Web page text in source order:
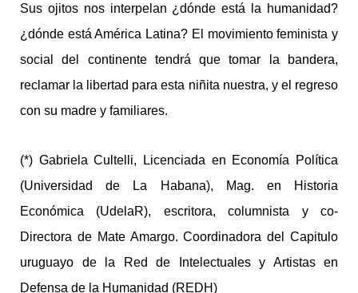
Sus ojitos nos interpelan ¿dónde está la humanidad?
¿dónde está América Latina? El movimiento feminista y
social del continente tendrá que tomar la bandera,
reclamar la libertad para esta niñita nuestra, y el regreso
con su madre y familiares.
(*) Gabriela Cultelli, Licenciada en Economía Política
(Universidad de La Habana), Mag. en Historia
Económica (UdelaR), escritora, columnista y co-
Directora de Mate Amargo. Coordinadora del Capitulo
uruguayo de la Red de Intelectuales y Artistas en
Defensa de la Humanidad (REDH)